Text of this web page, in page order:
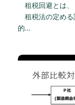
租税回避とは、
租税法の定める
的…